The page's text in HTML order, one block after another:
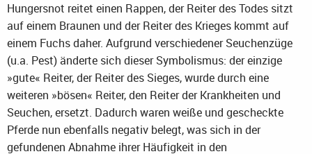
Hungersnot reitet einen Rappen, der Reiter des Todes sitzt
auf einem Braunen und der Reiter des Krieges kommt auf
einem Fuchs daher. Aufgrund verschiedener Seuchenzüge
(u.a. Pest) änderte sich dieser Symbolismus: der einzige
»gute« Reiter, der Reiter des Sieges, wurde durch eine
weiteren »bösen« Reiter, den Reiter der Krankheiten und
Seuchen, ersetzt. Dadurch waren weiße und gescheckte
Pferde nun ebenfalls negativ belegt, was sich in der
gefundenen Abnahme ihrer Häufigkeit in den